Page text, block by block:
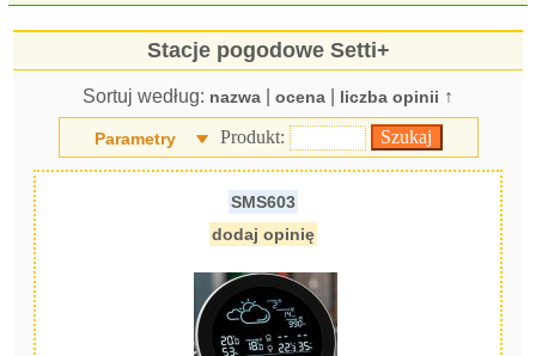
Stacje pogodowe Setti+
Sortuj według: nazwa ocena liczba opinii ↑
Parametry Produkt:
SMS603
dodaj opinię